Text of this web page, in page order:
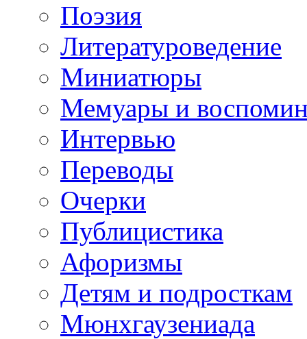
Поэзия
Литературоведение
Миниатюры
Мемуары и
Интервью
Переводы
Очерки
Публицистика
Афоризмы
Детям и подросткам
Мюнхгаузениада